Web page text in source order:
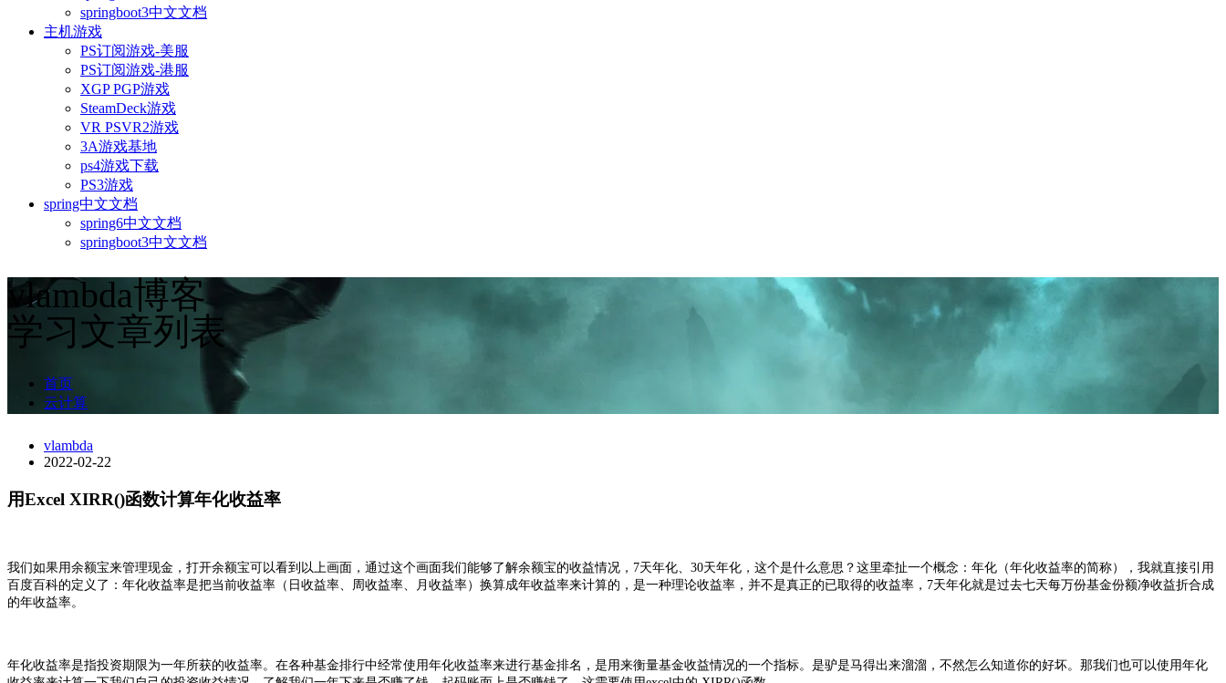
springboot3中文文档
主机游戏
PS订阅游戏-美服
PS订阅游戏-港服
XGP PGP游戏
SteamDeck游戏
VR PSVR2游戏
3A游戏基地
ps4游戏下载
PS3游戏
spring中文文档
spring6中文文档
springboot3中文文档
vlambda博客
学习文章列表
首页
云计算
vlambda
2022-02-22
用Excel XIRR()函数计算年化收益率
我们如果用余额宝来管理现金，打开余额宝可以看到以上画面，通过这个画面我们能够了解余额宝的收益情况，7天年化、30天年化，这个是什么意思？这里牵扯一个概念：年化（年化收益率的简称），我就直接引用
百度百科的定义了： 年化收益率是把当前收益率（日收益率、周收益率、月收益率）换算成年收益率来计算的，是一种理论收益率，并不是真正的已取得的收益率，7天年化就是过去七天每万份基金份额净收益折合成
的年收益率。
年化收益率是指投资期限为一年所获的收益率。在各种基金排行中经常使用年化收益率来进行基金排名，是用来衡量基金收益情况的一个指标。是驴是马得出来溜溜，不然怎么知道你的好坏。那我们也可以使用年化